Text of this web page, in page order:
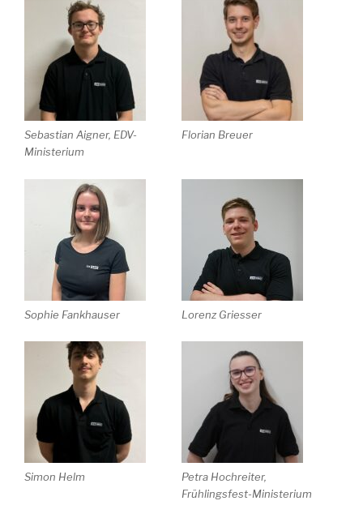
Sebastian Aigner, EDV-
Ministerium
Florian Breuer
Sophie Fankhauser Lorenz Griesser
Simon Helm
Petra Hochreiter,
Frühlingsfest-Ministerium